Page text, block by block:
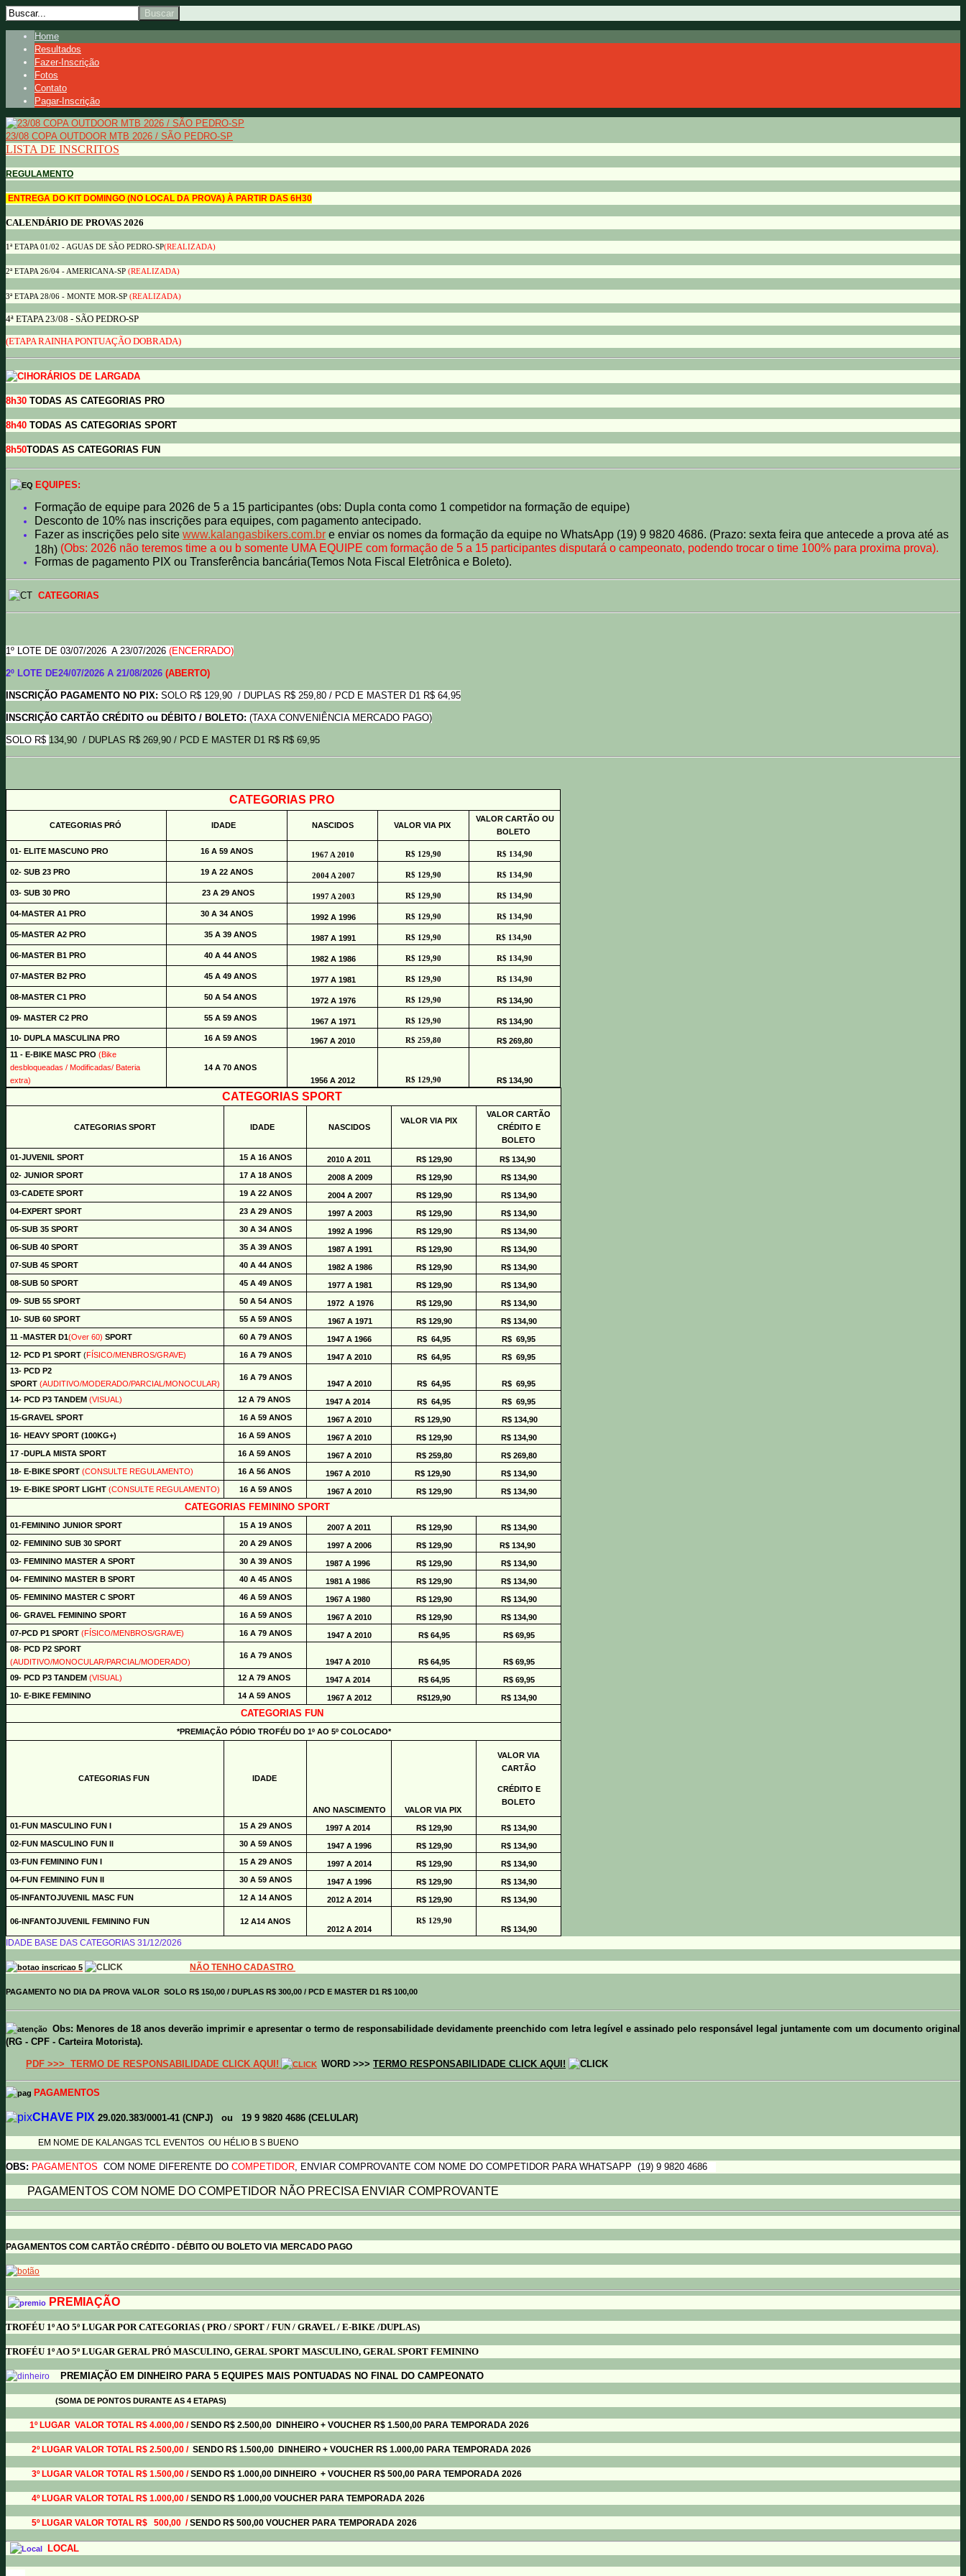
Home
Resultados
Fazer-Inscrição
Fotos
Contato
Pagar-Inscrição
23/08 COPA OUTDOOR MTB 2026 / SÃO PEDRO-SP
LISTA DE INSCRITOS
REGULAMENTO
ENTREGA DO KIT DOMINGO (NO LOCAL DA PROVA) À PARTIR DAS 6H30
CALENDÁRIO DE PROVAS 2026
1ª ETAPA 01/02 - AGUAS DE SÃO PEDRO-SP(REALIZADA)
2ª ETAPA 26/04 - AMERICANA-SP (REALIZADA)
3ª ETAPA 28/06 - MONTE MOR-SP (REALIZADA)
4ª ETAPA 23/08 - SÃO PEDRO-SP
(ETAPA RAINHA PONTUAÇÃO DOBRADA)
HORÁRIOS DE LARGADA
8h30 TODAS AS CATEGORIAS PRO
8h40 TODAS AS CATEGORIAS SPORT
8h50TODAS AS CATEGORIAS FUN
EQUIPES:
Formação de equipe para 2026 de 5 a 15 participantes (obs: Dupla conta como 1 competidor na formação de equipe)
Desconto de 10% nas inscrições para equipes, com pagamento antecipado.
Fazer as inscrições pelo site www.kalangasbikers.com.br e enviar os nomes da formação da equipe no WhatsApp (19) 9 9820 4686. (Prazo: sexta feira que antecede a prova até as
18h) (Obs: 2026 não teremos time a ou b somente UMA EQUIPE com formação de 5 a 15 participantes disputará o campeonato, podendo trocar o time 100% para proxima prova).
Formas de pagamento PIX ou Transferência bancária(Temos Nota Fiscal Eletrônica e Boleto).
CATEGORIAS
1º LOTE DE 03/07/2026 A 23/07/2026 (ENCERRADO)
2º LOTE DE24/07/2026 A 21/08/2026 (ABERTO)
INSCRIÇÃO PAGAMENTO NO PIX: SOLO R$ 129,90 / DUPLAS R$ 259,80 / PCD E MASTER D1 R$ 64,95
INSCRIÇÃO CARTÃO CRÉDITO ou DÉBITO / BOLETO: (TAXA CONVENIÊNCIA MERCADO PAGO)
SOLO R$ 134,90 / DUPLAS R$ 269,90 / PCD E MASTER D1 R$ R$ 69,95
CATEGORIAS PRO
CATEGORIAS PRÓ IDADE NASCIDOS VALOR VIA PIX
VALOR CARTÃO OU
BOLETO
01- ELITE MASCUNO PRO 16 A 59 ANOS 1967 A 2010 R$ 129,90 R$ 134,90
02- SUB 23 PRO 19 A 22 ANOS 2004 A 2007 R$ 129,90 R$ 134,90
03- SUB 30 PRO 23 A 29 ANOS 1997 A 2003 R$ 129,90 R$ 134,90
04-MASTER A1 PRO 30 A 34 ANOS 1992 A 1996 R$ 129,90 R$ 134,90
05-MASTER A2 PRO 35 A 39 ANOS 1987 A 1991 R$ 129,90 R$ 134,90
06-MASTER B1 PRO 40 A 44 ANOS 1982 A 1986 R$ 129,90 R$ 134,90
07-MASTER B2 PRO 45 A 49 ANOS 1977 A 1981 R$ 129,90 R$ 134,90
08-MASTER C1 PRO 50 A 54 ANOS 1972 A 1976 R$ 129,90
R$ 134,90
09- MASTER C2 PRO
55 A 59 ANOS 1967 A 1971 R$ 129,90
R$ 134,90
10- DUPLA MASCULINA PRO
16 A 59 ANOS 1967 A 2010 R$ 259,80
R$ 269,80
11 - E-BIKE MASC PRO (Bike
desbloqueadas / Modificadas/ Bateria
extra)
14 A 70 ANOS
1956 A 2012
R$ 129,90 R$ 134,90
CATEGORIAS SPORT
CATEGORIAS SPORT IDADE NASCIDOS
VALOR VIA PIX
VALOR CARTÃO
CRÉDITO E
BOLETO
01-JUVENIL SPORT
15 A 16 ANOS 2010 A 2011 R$ 129,90
R$ 134,90
02- JUNIOR SPORT
17 A 18 ANOS 2008 A 2009 R$ 129,90
R$ 134,90
03-CADETE SPORT
19 A 22 ANOS 2004 A 2007 R$ 129,90
R$ 134,90
04-EXPERT SPORT
23 A 29 ANOS 1997 A 2003 R$ 129,90
R$ 134,90
05-SUB 35 SPORT
30 A 34 ANOS 1992 A 1996 R$ 129,90
R$ 134,90
06-SUB 40 SPORT
35 A 39 ANOS 1987 A 1991 R$ 129,90
R$ 134,90
07-SUB 45 SPORT
40 A 44 ANOS 1982 A 1986 R$ 129,90
R$ 134,90
08-SUB 50 SPORT
45 A 49 ANOS 1977 A 1981 R$ 129,90
R$ 134,90
09- SUB 55 SPORT
50 A 54 ANOS 1972 A 1976 R$ 129,90
R$ 134,90
10- SUB 60 SPORT
55 A 59 ANOS 1967 A 1971 R$ 129,90
R$ 134,90
11 -MASTER D1(Over 60) SPORT 60 A 79 ANOS 1947 A 1966 R$ 64,95
R$ 69,95
12-PCD P1 SPORT(FÍSICO/MENBROS/GRAVE) 16 A 79 ANOS 1947 A 2010 R$ 64,95 R$ 69,95
13- PCD P2
SPORT (AUDITIVO/MODERADO/PARCIAL/MONOCULAR)
16 A 79 ANOS
1947 A 2010 R$ 64,95 R$ 69,95
14- PCD P3 TANDEM (VISUAL) 12 A 79 ANOS 1947 A 2014 R$ 64,95 R$ 69,95
15-GRAVEL SPORT
16 A 59 ANOS 1967 A 2010 R$ 129,90
R$ 134,90
16- HEAVY SPORT (100KG+)
16 A 59 ANOS 1967 A 2010 R$ 129,90
R$ 134,90
17 -DUPLA MISTA SPORT
16 A 59 ANOS 1967 A 2010 R$ 259,80
R$ 269,80
18- E-BIKE SPORT (CONSULTE REGULAMENTO) 16 A 56 ANOS 1967 A 2010 R$ 129,90
R$ 134,90
19- E-BIKE SPORT LIGHT (CONSULTE REGULAMENTO) 16 A 59 ANOS 1967 A 2010 R$ 129,90 R$ 134,90
CATEGORIAS FEMININO SPORT
01-FEMININO JUNIOR SPORT 15 A 19 ANOS 2007 A 2011 R$ 129,90
R$ 134,90
02- FEMININO SUB 30 SPORT
20 A 29 ANOS 1997 A 2006 R$ 129,90
R$ 134,90
03- FEMININO MASTER A SPORT
30 A 39 ANOS 1987 A 1996 R$ 129,90
R$ 134,90
04- FEMININO MASTER B SPORT
40 A 45 ANOS 1981 A 1986 R$ 129,90
R$ 134,90
05- FEMININO MASTER C SPORT
46 A 59 ANOS 1967 A 1980 R$ 129,90
R$ 134,90
06- GRAVEL FEMININO SPORT
16 A 59 ANOS 1967 A 2010 R$ 129,90
R$ 134,90
07-PCD P1 SPORT (FÍSICO/MENBROS/GRAVE) 16 A 79 ANOS 1947 A 2010 R$ 64,95
R$ 69,95
08- PCD P2 SPORT
(AUDITIVO/MONOCULAR/PARCIAL/MODERADO)
16 A 79 ANOS
1947 A 2010 R$ 64,95
R$ 69,95
09- PCD P3 TANDEM (VISUAL) 12 A 79 ANOS 1947 A 2014 R$ 64,95
R$ 69,95
10- E-BIKE FEMININO
14 A 59 ANOS 1967 A 2012 R$129,90 R$ 134,90
CATEGORIAS FUN
*PREMIAÇÃO PÓDIO TROFÉU DO 1º AO 5º COLOCADO*
CATEGORIAS FUN IDADE
ANO NASCIMENTO VALOR VIA PIX
VALOR VIA
CARTÃO
CRÉDITO E
BOLETO
01-FUN MASCULINO FUN I 15 A 29 ANOS 1997 A 2014 R$ 129,90
R$ 134,90
02-FUN MASCULINO FUN II
30 A 59 ANOS 1947 A 1996 R$ 129,90
R$ 134,90
03-FUN FEMININO FUN I
15 A 29 ANOS 1997 A 2014 R$ 129,90
R$ 134,90
04-FUN FEMININO FUN II
30 A 59 ANOS 1947 A 1996 R$ 129,90
R$ 134,90
05-INFANTOJUVENIL MASC FUN
12 A 14 ANOS 2012 A 2014 R$ 129,90 R$ 134,90
06-INFANTOJUVENIL FEMININO FUN
12 A14 ANOS
2012 A 2014
R$ 129,90
R$ 134,90
IDADE BASE DAS CATEGORIAS 31/12/2026
NÃO TENHO CADASTRO
PAGAMENTO NO DIA DA PROVA VALOR SOLO R$ 150,00 / DUPLAS R$ 300,00 / PCD E MASTER D1 R$ 100,00
Obs: Menores de 18 anos deverão imprimir e apresentar o termo de responsabilidade devidamente preenchido com letra legível e assinado pelo responsável legal juntamente com um documento original
(RG - CPF - Carteira Motorista).
PDF >>> TERMO DE RESPONSABILIDADE CLICK AQUI! WORD >>> TERMO RESPONSABILIDADE CLICK AQUI!
PAGAMENTOS
CHAVE PIX 29.020.383/0001-41 (CNPJ) ou 19 9 9820 4686 (CELULAR)
EM NOME DE KALANGAS TCL EVENTOS OU HÉLIO B S BUENO
OBS: PAGAMENTOS COM NOME DIFERENTE DO COMPETIDOR ENVIAR COMPROVANTE COM NOME DO COMPETIDOR PARA WHATSAPP (19) 9 9820 4686
PAGAMENTOS COM NOME DO COMPETIDOR NÃO PRECISA ENVIAR COMPROVANTE
PAGAMENTOS COM CARTÃO CRÉDITO - DÉBITO OU BOLETO VIA MERCADO PAGO
PREMIAÇÃO
TROFÉU 1º AO 5º LUGAR POR CATEGORIAS ( PRO / SPORT / FUN / GRAVEL / E-BIKE /DUPLAS)
TROFÉU 1º AO 5º LUGAR GERAL PRÓ MASCULINO, GERAL SPORT MASCULINO, GERAL SPORT FEMININO
PREMIAÇÃO EM DINHEIRO PARA 5 EQUIPES MAIS PONTUADAS NO FINAL DO CAMPEONATO
(SOMA DE PONTOS DURANTE AS 4 ETAPAS)
1º LUGAR VALOR TOTAL R$ 4.000,00 /SENDO R$ 2.500,00 DINHEIRO + VOUCHER R$ 1.500,00 PARA TEMPORADA 2026
2º LUGAR VALOR TOTAL R$ 2.500,00 / SENDO R$ 1.500,00 DINHEIRO + VOUCHER R$ 1.000,00 PARA TEMPORADA 2026
3º LUGAR VALOR TOTAL R$ 1.500,00 /SENDO R$ 1.000,00 DINHEIRO + VOUCHER R$ 500,00 PARA TEMPORADA 2026
4º LUGAR VALOR TOTAL R$ 1.000,00 /SENDO R$ 1.000,00 VOUCHER PARA TEMPORADA 2026
5º LUGAR VALOR TOTAL R$ 500,00 /SENDO R$ 500,00 VOUCHER PARA TEMPORADA 2026
LOCAL